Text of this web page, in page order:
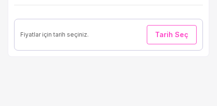
Fiyatlar için tarih seçiniz. Tarih Seç